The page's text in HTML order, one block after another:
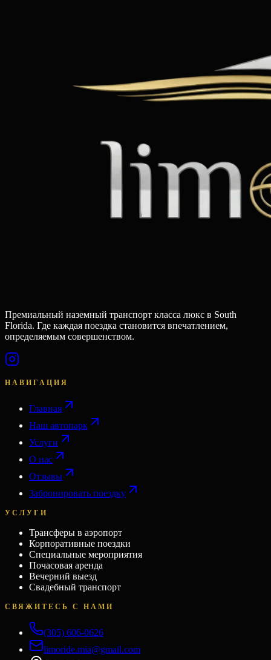
Премиальный наземный транспорт класса люкс в South
Florida. Где каждая поездка становится впечатлением,
определяемым совершенством.
НАВИГАЦИЯ
Главная
Наш автопарк
Услуги
О нас
Отзывы
Забронировать поездку
УСЛУГИ
Трансферы в аэропорт
Корпоративные поездки
Специальные мероприятия
Почасовая аренда
Вечерний выезд
Свадебный транспорт
СВЯЖИТЕСЬ С НАМИ
(305) 606-0626
limoride.mia@gmail.com